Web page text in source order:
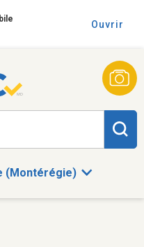
Ouvrir
(Montérégie)